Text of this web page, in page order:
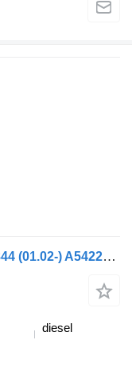
Mercedes-Benz Actros MP2/MP3 1844 (01.02-) A5422002401 motor koelpomp voor Mercedes-Benz Actros, Axor MP1, MP2, MP3 (1996-2014) trekker
diesel